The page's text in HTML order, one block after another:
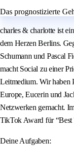
Das prognostizierte
charles & charlotte ist
dem Herzen Berlins.
Schumann und Pascal
macht Social zu einer
Leitmedium. Wir haben
Europe, Eucerin und
Netzwerken gemacht.
TikTok Award für
Deine Aufgaben: